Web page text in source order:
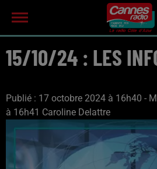
15/10/24 : LES
Publié : 17 octobre 2024 à 16h40 -
à 16h41 Caroline Delattre